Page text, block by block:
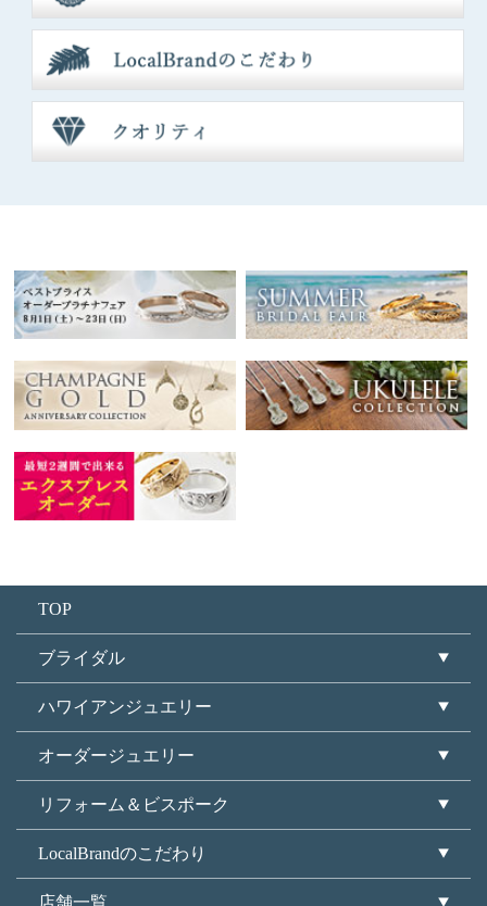
TOP
ブライダル
ハワイアンジュエリー
オーダージュエリー
リフォーム＆ビスポーク
LocalBrandのこだわり